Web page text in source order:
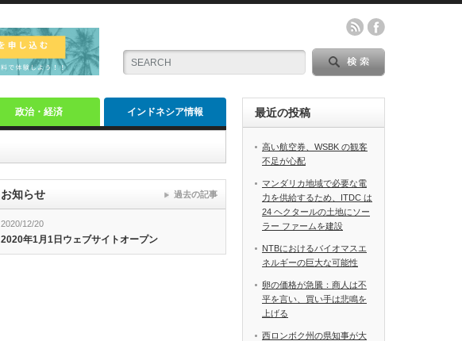
政治・経済 インドネシア情報
お知らせ
2020/12/20
2020年1月1日ウェブサイトオープン
過去の記事
最近の投稿
高い航空券、WSBK の観客
不足が心配
マンダリカ地域で必要な電
力を供給するため、ITDC は
24 ヘクタールの土地にソー
ラー ファームを建設
NTBにおけるバイオマスエ
ネルギーの巨大な可能性
卵の価格が急騰：商人は不
平を言い、買い手は悲鳴を
上げる
西ロンボク州の県知事が大